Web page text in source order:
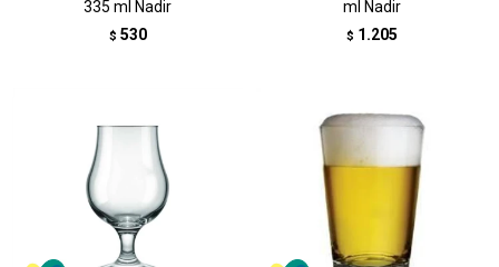
335 ml Nadir
$ 530
ml Nadir
$ 1.205